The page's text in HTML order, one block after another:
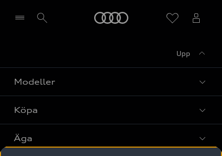
Upp
Modeller
Alla modeller
Elbilar
Köpa
Privaterbjudanden
Äga